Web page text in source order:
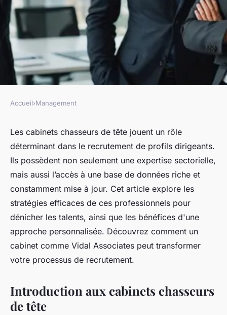
MANAGEMENT
Découvrez les stratégies
efficaces d'un cabinet
chasseur de tête
Mathis•30 janvier 2025•5 min de lecture
Accueil›Management
Les cabinets chasseurs de tête jouent un rôle
déterminant dans le recrutement de profils dirigeants.
Ils possèdent non seulement une expertise sectorielle,
mais aussi l’accès à une base de données riche et
constamment mise à jour. Cet article explore les
stratégies efficaces de ces professionnels pour
dénicher les talents, ainsi que les bénéfices d'une
approche personnalisée. Découvrez comment un
cabinet comme Vidal Associates peut transformer
votre processus de recrutement.
Introduction aux cabinets chasseurs
de tête